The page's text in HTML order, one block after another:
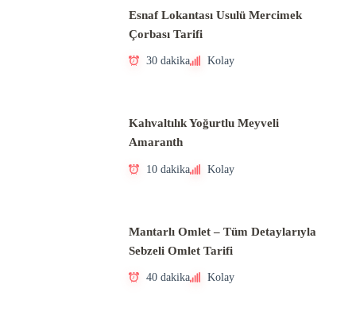
Esnaf Lokantası Usulü Mercimek
Çorbası Tarifi
30 dakika Kolay
Kahvaltılık Yoğurtlu Meyveli
Amaranth
10 dakika Kolay
Mantarlı Omlet – Tüm Detaylarıyla
Sebzeli Omlet Tarifi
40 dakika Kolay